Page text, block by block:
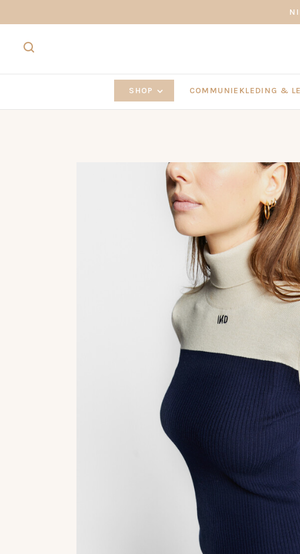
SHOP COMMUNIEKLEDING &